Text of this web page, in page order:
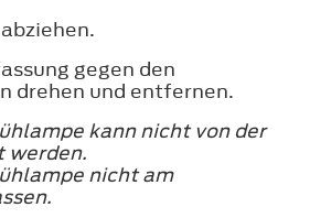
gegen den
drehen und entfernen.
kann nicht von der
werden.
nicht am